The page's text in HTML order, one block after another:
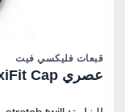
قبعات فليكسي فيت
عصري FlexiFit Cap الإمارات